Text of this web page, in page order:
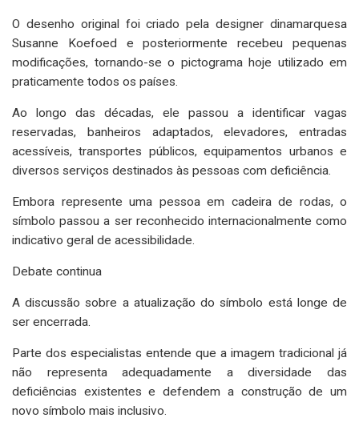
O desenho original foi criado pela designer dinamarquesa
Susanne Koefoed e posteriormente recebeu pequenas
modificações, tornando-se o pictograma hoje utilizado em
praticamente todos os países.
Ao longo das décadas, ele passou a identificar vagas
reservadas, banheiros adaptados, elevadores, entradas
acessíveis, transportes públicos, equipamentos urbanos e
diversos serviços destinados às pessoas com deficiência.
Embora represente uma pessoa em cadeira de rodas, o
símbolo passou a ser reconhecido internacionalmente como
indicativo geral de acessibilidade.
Debate continua
A discussão sobre a atualização do símbolo está longe de
ser encerrada.
Parte dos especialistas entende que a imagem tradicional já
não representa adequadamente a diversidade das
deficiências existentes e defendem a construção de um
novo símbolo mais inclusivo.